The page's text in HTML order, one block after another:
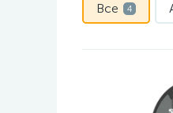
Все 4